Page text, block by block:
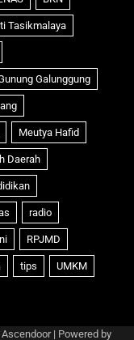
Ascendoor| Powered by